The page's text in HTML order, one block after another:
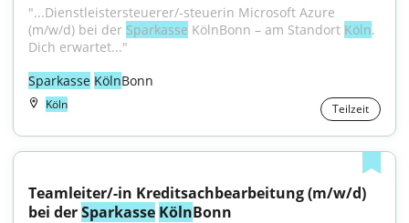
"...Dienstleistersteuerer/-steuerin Microsoft Azure
(m/w/d) bei der Sparkasse KölnBonn – am Standort Köln.
Dich erwartet..."
Sparkasse KölnBonn
Köln Teilzeit
Teamleiter/-in Kreditsachbearbeitung (m/w/d)
bei der Sparkasse KölnBonn